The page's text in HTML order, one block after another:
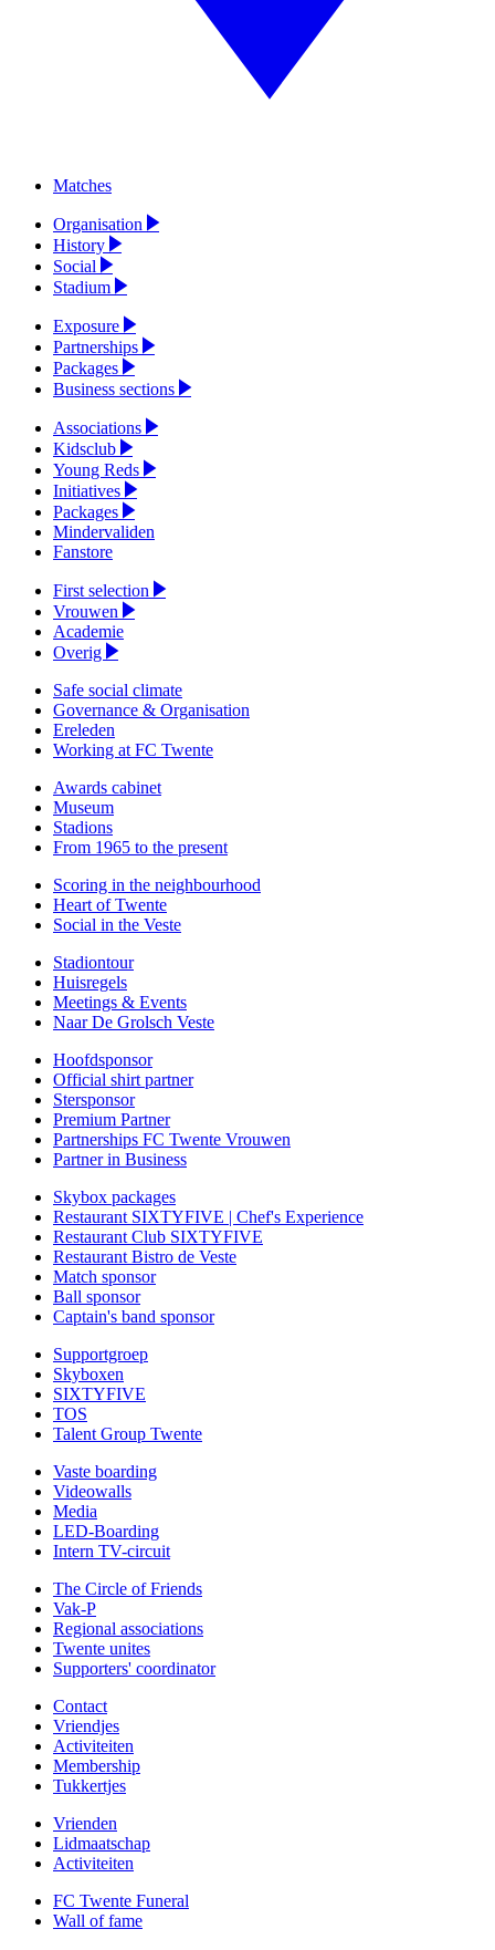
Matches
Organisation
History
Social
Stadium
Exposure
Partnerships
Packages
Business sections
Associations
Kidsclub
Young Reds
Initiatives
Packages
Mindervaliden
Fanstore
First selection
Vrouwen
Academie
Overig
Safe social climate
Governance & Organisation
Ereleden
Working at FC Twente
Awards cabinet
Museum
Stadions
From 1965 to the present
Scoring in the neighbourhood
Heart of Twente
Social in the Veste
Stadiontour
Huisregels
Meetings & Events
Naar De Grolsch Veste
Hoofdsponsor
Official shirt partner
Stersponsor
Premium Partner
Partnerships FC Twente Vrouwen
Partner in Business
Skybox packages
Restaurant SIXTYFIVE | Chef's Experience
Restaurant Club SIXTYFIVE
Restaurant Bistro de Veste
Match sponsor
Ball sponsor
Captain's band sponsor
Supportgroep
Skyboxen
SIXTYFIVE
TOS
Talent Group Twente
Vaste boarding
Videowalls
Media
LED-Boarding
Intern TV-circuit
The Circle of Friends
Vak-P
Regional associations
Twente unites
Supporters' coordinator
Contact
Vriendjes
Activiteiten
Membership
Tukkertjes
Vrienden
Lidmaatschap
Activiteiten
FC Twente Funeral
Wall of fame